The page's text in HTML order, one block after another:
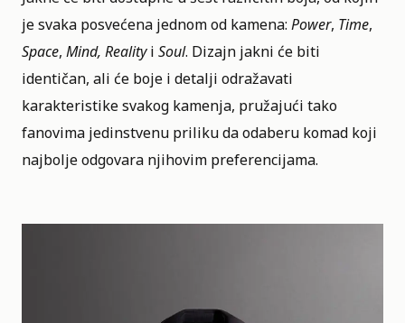
je svaka posvećena jednom od kamena: Power, Time,
Space, Mind, Realityi Soul. Dizajn jakni će biti
identičan, ali će boje i detalji odražavati
karakteristike svakog kamenja, pružajući tako
fanovima jedinstvenu priliku da odaberu komad koji
najbolje odgovara njihovim preferencijama.